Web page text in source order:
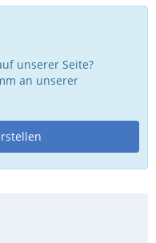
unserer Seite?
an unserer